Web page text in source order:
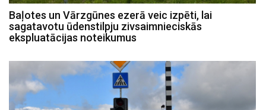
Baļotes un Vārzgūnes ezerā veic izpēti, lai
sagatavotu ūdenstilpju zivsaimnieciskās
ekspluatācijas noteikumus